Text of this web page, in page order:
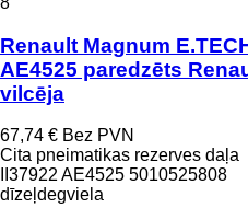
Renault Magnum
AE4525 paredzēts
vilcēja
67,74 € Bez PVN
Cita pneimatikas rezerves daļa
II37922 AE4525 5010525808
dīzeļdegviela